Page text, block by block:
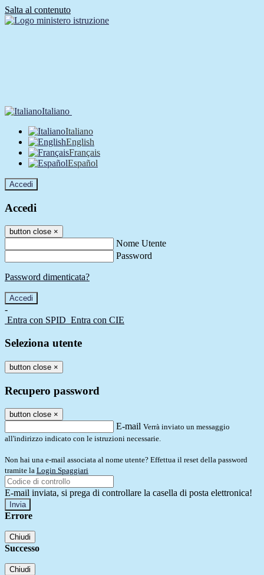
Salta al contenuto
Italiano
Italiano
English
Français
Español
Accedi
Accedi
button close ×
Nome Utente
Password
Password dimenticata?
-
Entra con SPID Entra con CIE
Seleziona utente
button close ×
Recupero password
button close ×
E-mail Verrà inviato un messaggio
all'indirizzo indicato con le istruzioni necessarie.
Non hai una e-mail associata al nome utente? Effettua il reset della password
tramite la Login Spaggiari
E-mail inviata, si prega di controllare la casella di posta elettronica!
Errore
Chiudi
Successo
Chiudi